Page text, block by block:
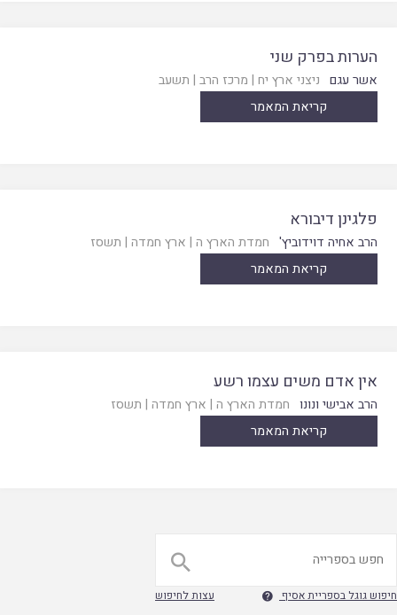
הערות בפרק שני
אשר עגם ניצני ארץ יח | מרכז הרב | תשעב
קריאת המאמר
פלגינן דיבורא
הרב אחיה דוידוביץ' חמדת הארץ ה | ארץ חמדה | תשסז
קריאת המאמר
אין אדם משים עצמו רשע
הרב אבישי ונונו חמדת הארץ ה | ארץ חמדה | תשסז
קריאת המאמר

חיפוש גוגל בספריית אסיף  עצות לחיפוש